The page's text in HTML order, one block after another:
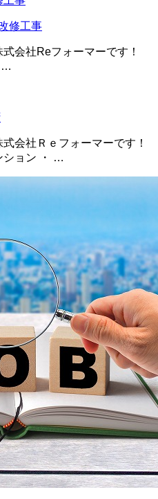
修工事
会社Reフォーマーです！
…
会社Ｒｅフォーマーです！
ション ・ …